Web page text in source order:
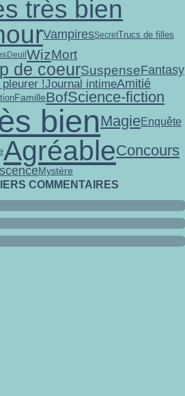
très bien
VampiresSecretTrucs de filles
DeuilWizMort
de coeurSuspenseFantasy
!Journal intimeAmitié
FamilleBofScience-fiction
bienMagieEnquête
AgréableConcours
Mystère
COMMENTAIRES